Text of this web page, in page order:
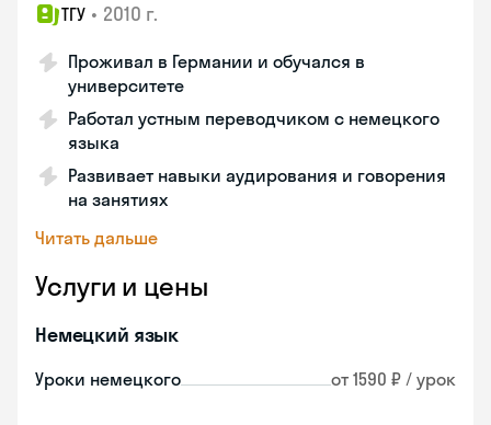
ТГУ • 2010 г.
Проживал в Германии и обучался в
университете
Работал устным переводчиком с немецкого
языка
Развивает навыки аудирования и говорения
на занятиях
Читать дальше
Услуги и цены
Немецкий язык
Уроки немецкого от 1590 ₽ / урок